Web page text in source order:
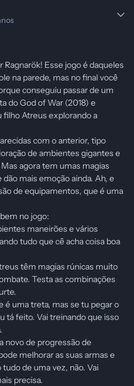
Ragnarök! Esse jogo é daqueles
na parede, mas no final você
conseguiu passar de um
do God of War (2018) e
filho Atreus explorando a
com o anterior, tipo
de ambientes gigantes e
agora tem umas magias
mais emoção ainda. Ah, e
de equipamentos, que é uma
no jogo:
maneirões e vários
tudo que cê acha coisa boa
têm magias rúnicas muito
Testa as combinações
é uma treta, mas se tu pegar o
tá feito. Vai treinando que isso
novo de progressão de
melhorar as suas armas e
de uma vez, não. Vai
precisa.